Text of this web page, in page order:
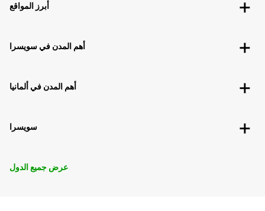
أبرز المواقع
أهم المدن في سويسرا
أهم المدن في ألمانيا
سويسرا
عرض جميع الدول